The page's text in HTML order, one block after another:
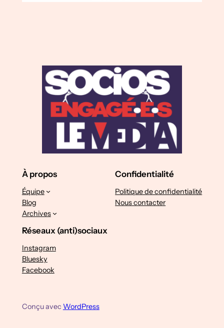
À propos
Équipe
Blog
Archives
Confidentialité
Politique de confidentialité
Nous contacter
Réseaux (anti)sociaux
Instagram
Bluesky
Facebook
Conçu avec WordPress